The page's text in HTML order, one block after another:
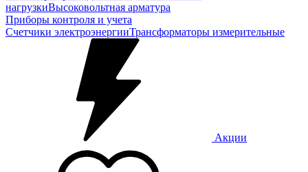
нагрузкиВысоковольтная арматура
Приборы контроля и учета
Счетчики электроэнергииТрансформаторы измерительные
Акции